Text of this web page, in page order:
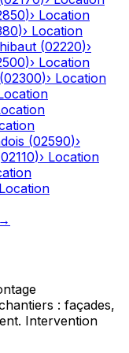
)› Location
)› Location
(02220)›
)› Location
(02300)› Location
(02590)›
02110)› Location
Location
→
: façades,
Intervention